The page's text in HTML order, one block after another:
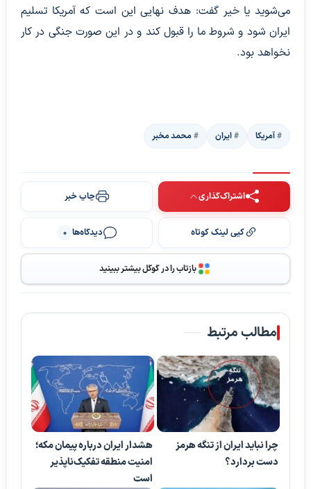
می‌شوید یا خیر گفت: هدف نهایی این است که آمریکا تسلیم
ایران شود و شروط ما را قبول کند و در این صورت جنگی در کار
نخواهد بود.
آمریکا ایران محمد مخبر
اشتراک‌گذاری چاپ خبر
کپی لینک کوتاه دیدگاه‌ها 0
بازتاب را در گوگل بیشتر ببینید
مطالب مرتبط
چرا نباید ایران از تنگه هرمز
دست بردارد؟
هشدار ایران درباره پیمان مکه؛
امنیت منطقه تفکیک‌ناپذیر
است